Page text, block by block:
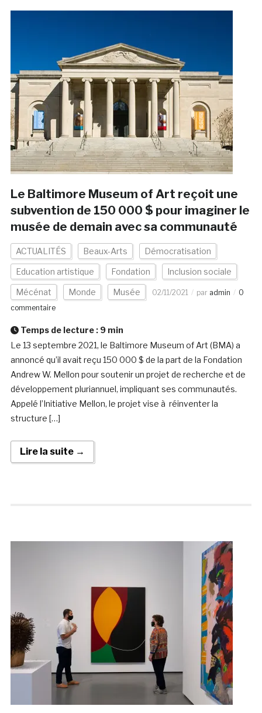
Le Baltimore Museum of Art reçoit une
subvention de 150 000 $ pour imaginer le
musée de demain avec sa communauté
ACTUALITÉS Beaux-Arts Démocratisation
Education artistique Fondation Inclusion sociale
Mécénat Monde Musée 02/11/2021 par admin
0
commentaire
Temps de lecture : 9 min
Le 13 septembre 2021, le Baltimore Museum of Art (BMA) a
annoncé qu’il avait reçu 150 000 $ de la part de la Fondation
Andrew W. Mellon pour soutenir un projet de recherche et de
développement pluriannuel, impliquant ses communautés.
Appelé l’Initiative Mellon, le projet vise à réinventer la
structure […]
Lire la suite →